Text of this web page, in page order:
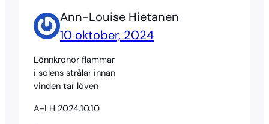
Ann-Louise Hietanen
10 oktober, 2024
Lönnkronor flammar
i solens strålar innan
vinden tar löven
A-LH 2024.10.10